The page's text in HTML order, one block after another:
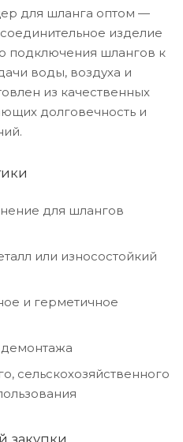
для шланга оптом —
изделие
подключения шлангов к
воды, воздуха и
из качественных
долговечность и
для шлангов
или износостойкий
и герметичное
демонтажа
сельскохозяйственного
закупки